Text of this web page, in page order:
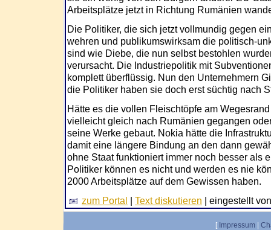
Arbeitsplätze jetzt in Richtung Rumänien
Die Politiker, die sich jetzt vollmundig gegen
wehren und publikumswirksam die politisch-
sind wie Diebe, die nun selbst bestohlen
verursacht. Die Industriepolitik mit
komplett überflüssig. Nun den Unternehmern
die Politiker haben sie doch erst süchtig nach
Hätte es die vollen Fleischtöpfe am
vielleicht gleich nach Rumänien gegangen
seine Werke gebaut. Nokia hätte die
damit eine längere Bindung an den dann
ohne Staat funktioniert immer noch besser als
Politiker können es nicht und werden es nie
2000 Arbeitsplätze auf dem Gewissen haben.
zum Portal | Text diskutieren | eingestellt
[ Impressum